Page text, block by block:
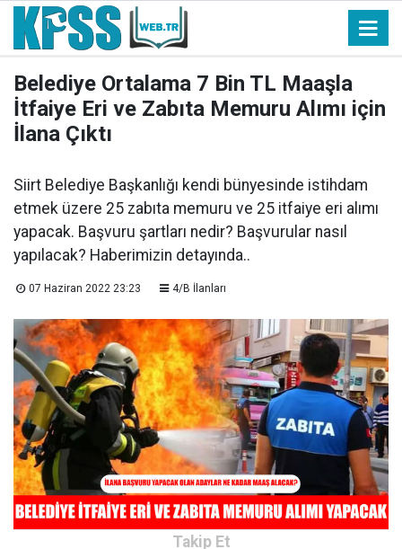
Belediye Ortalama 7 Bin TL Maaşla
İtfaiye Eri ve Zabıta Memuru Alımı için
İlana Çıktı
Siirt Belediye Başkanlığı kendi bünyesinde istihdam
etmek üzere 25 zabıta memuru ve 25 itfaiye eri alımı
yapacak. Başvuru şartları nedir? Başvurular nasıl
yapılacak? Haberimizin detayında..
07 Haziran 2022 23:23 4/B İlanları